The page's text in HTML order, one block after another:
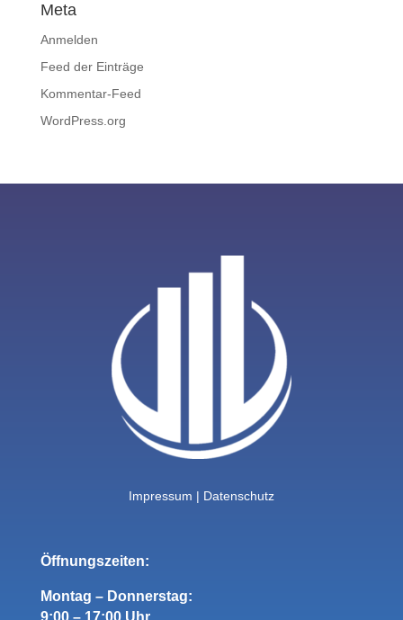
Meta
Anmelden
Feed der Einträge
Kommentar-Feed
WordPress.org
Impressum | Datenschutz
Öffnungszeiten:
Montag – Donnerstag:
9:00 – 17:00 Uhr